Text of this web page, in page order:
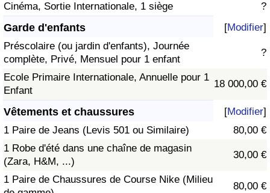
Cinéma, Sortie Internationale, 1 siège ?
Garde d'enfants [Modifier]
Préscolaire (ou jardin d'enfants), Journée
complète, Privé, Mensuel pour 1 enfant
?
Ecole Primaire Internationale, Annuelle pour 1
Enfant
18 000,00 €
Vêtements et chaussures [Modifier]
1 Paire de Jeans (Levis 501 ou Similaire)
80,00 €
1 Robe d'été dans une chaîne de magasin
(Zara, H&M, ...)
30,00 €
1 Paire de Chaussures de Course Nike (Milieu
80,00 €